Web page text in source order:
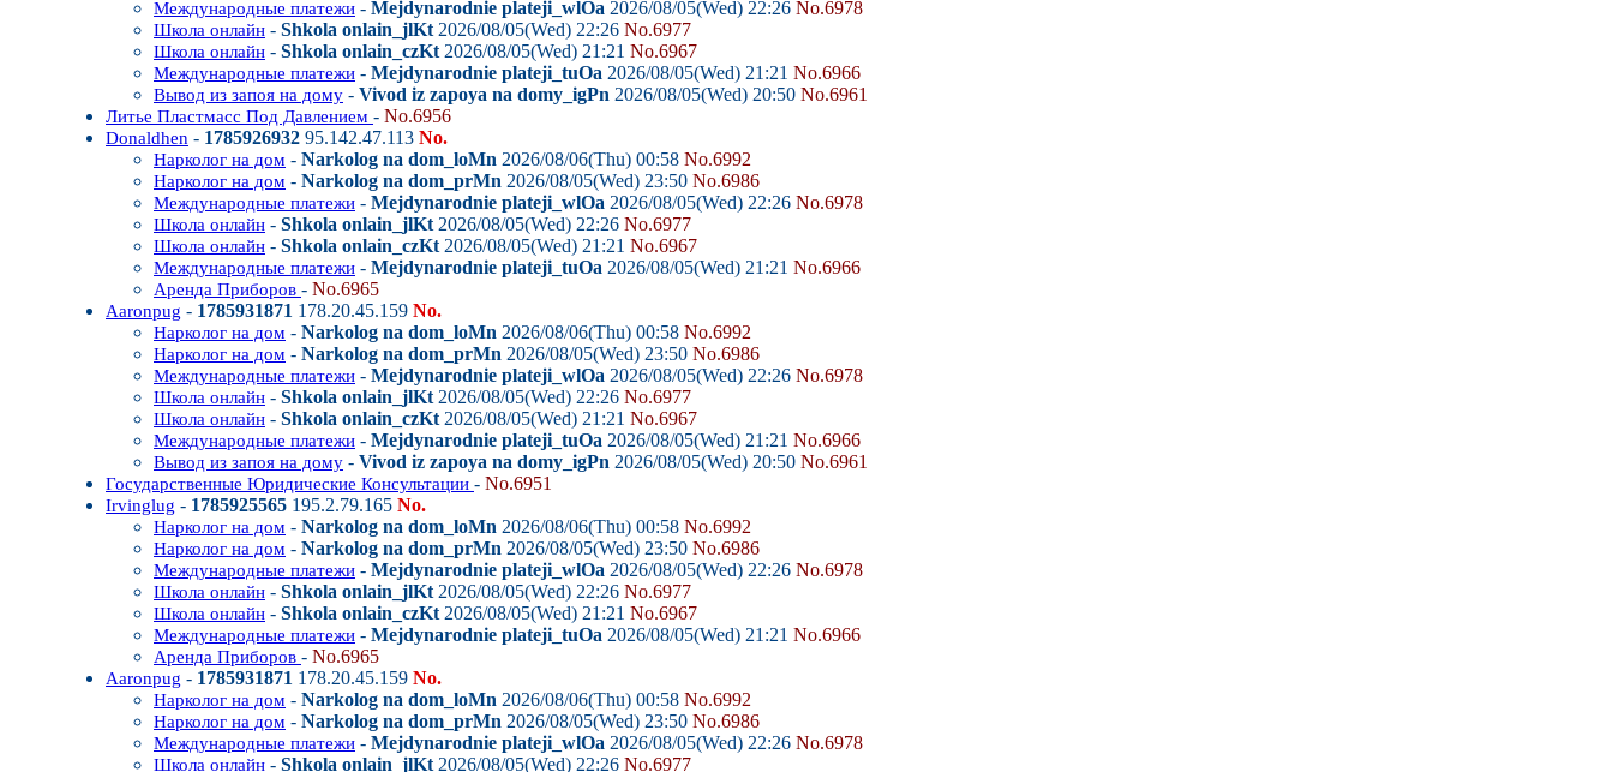
Международные платежи - Mejdynarodnie plateji_wlOa 2026/08/05(Wed) 22:26 No.6978
Школа онлайн - Shkola onlain_jlKt 2026/08/05(Wed) 22:26 No.6977
Школа онлайн - Shkola onlain_czKt 2026/08/05(Wed) 21:21 No.6967
Международные платежи - Mejdynarodnie plateji_tuOa 2026/08/05(Wed) 21:21 No.6966
Вывод из запоя на дому - Vivod iz zapoya na domy_igPn 2026/08/05(Wed) 20:50 No.6961
Литье Пластмасс Под Давлением - No.6956
Donaldhen - 1785926932 95.142.47.113 No.
Нарколог на дом - Narkolog na dom_loMn 2026/08/06(Thu) 00:58 No.6992
Нарколог на дом - Narkolog na dom_prMn 2026/08/05(Wed) 23:50 No.6986
Международные платежи - Mejdynarodnie plateji_wlOa 2026/08/05(Wed) 22:26 No.6978
Школа онлайн - Shkola onlain_jlKt 2026/08/05(Wed) 22:26 No.6977
Школа онлайн - Shkola onlain_czKt 2026/08/05(Wed) 21:21 No.6967
Международные платежи - Mejdynarodnie plateji_tuOa 2026/08/05(Wed) 21:21 No.6966
Аренда Приборов - No.6965
Aaronpug - 1785931871 178.20.45.159 No.
Нарколог на дом - Narkolog na dom_loMn 2026/08/06(Thu) 00:58 No.6992
Нарколог на дом - Narkolog na dom_prMn 2026/08/05(Wed) 23:50 No.6986
Международные платежи - Mejdynarodnie plateji_wlOa 2026/08/05(Wed) 22:26 No.6978
Школа онлайн - Shkola onlain_jlKt 2026/08/05(Wed) 22:26 No.6977
Школа онлайн - Shkola onlain_czKt 2026/08/05(Wed) 21:21 No.6967
Международные платежи - Mejdynarodnie plateji_tuOa 2026/08/05(Wed) 21:21 No.6966
Вывод из запоя на дому - Vivod iz zapoya na domy_igPn 2026/08/05(Wed) 20:50 No.6961
Государственные Юридические Консультации - No.6951
Irvinglug - 1785925565 195.2.79.165 No.
Нарколог на дом - Narkolog na dom_loMn 2026/08/06(Thu) 00:58 No.6992
Нарколог на дом - Narkolog na dom_prMn 2026/08/05(Wed) 23:50 No.6986
Международные платежи - Mejdynarodnie plateji_wlOa 2026/08/05(Wed) 22:26 No.6978
Школа онлайн - Shkola onlain_jlKt 2026/08/05(Wed) 22:26 No.6977
Школа онлайн - Shkola onlain_czKt 2026/08/05(Wed) 21:21 No.6967
Международные платежи - Mejdynarodnie plateji_tuOa 2026/08/05(Wed) 21:21 No.6966
Аренда Приборов - No.6965
Aaronpug - 1785931871 178.20.45.159 No.
Нарколог на дом - Narkolog na dom_loMn 2026/08/06(Thu) 00:58 No.6992
Нарколог на дом - Narkolog na dom_prMn 2026/08/05(Wed) 23:50 No.6986
Международные платежи - Mejdynarodnie plateji_wlOa 2026/08/05(Wed) 22:26 No.6978
Школа онлайн - Shkola onlain_jlKt 2026/08/05(Wed) 22:26 No.6977